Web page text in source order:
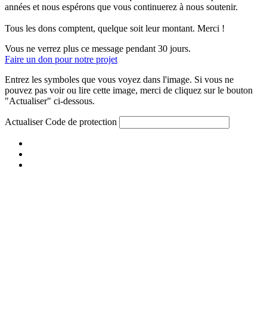
années et nous espérons que vous continuerez à nous soutenir.
Tous les dons comptent, quelque soit leur montant. Merci !
Vous ne verrez plus ce message pendant 30 jours.
Faire un don pour notre projet
Entrez les symboles que vous voyez dans l'image. Si vous ne
pouvez pas voir ou lire cette image, merci de cliquez sur le bouton
"Actualiser" ci-dessous.
Actualiser Code de protection